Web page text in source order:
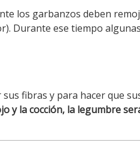
los garbanzos deben
Durante ese tiempo
fibras y para hacer que
y la cocción, la legumbre